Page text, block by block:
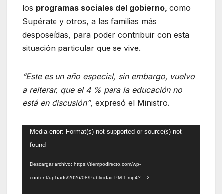
los programas sociales del gobierno, como
Supérate y otros, a las familias más
desposeídas, para poder contribuir con esta
situación particular que se vive.
“Este es un año especial, sin embargo, vuelvo
a reiterar, que el 4 % para la educación no
está en discusión”, expresó el Ministro.
Reproductor
de
Media error: Format(s) not supported or source(s) not
found
Descargar archivo: https://tiempodirecto.com/wp-
content/uploads/2026/08/Publicidad-PM-1.mp4?_=2